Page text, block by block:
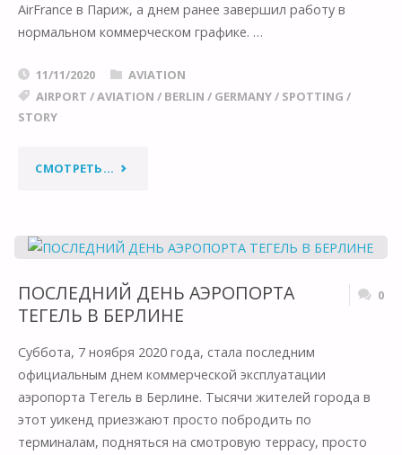
AirFrance в Париж, а днем ранее завершил работу в
нормальном коммерческом графике. …
11/11/2020
AVIATION
AIRPORT /AVIATION / BERLIN / GERMANY/ SPOTTING /
STORY
СМОТРЕТЬ... "АЭРОПОРТ
В
БЕРЛИНЕ
ЗАКРЫТ
НАВСЕГДА"
ПОСЛЕДНИЙ ДЕНЬ АЭРОПОРТА
ТЕГЕЛЬ В БЕРЛИНЕ
0
Суббота, 7 ноября 2020 года, стала последним
официальным днем коммерческой эксплуатации
аэропорта Тегель в Берлине. Тысячи жителей города в
этот уикенд приезжают просто побродить по
терминалам, подняться на смотровую террасу, просто